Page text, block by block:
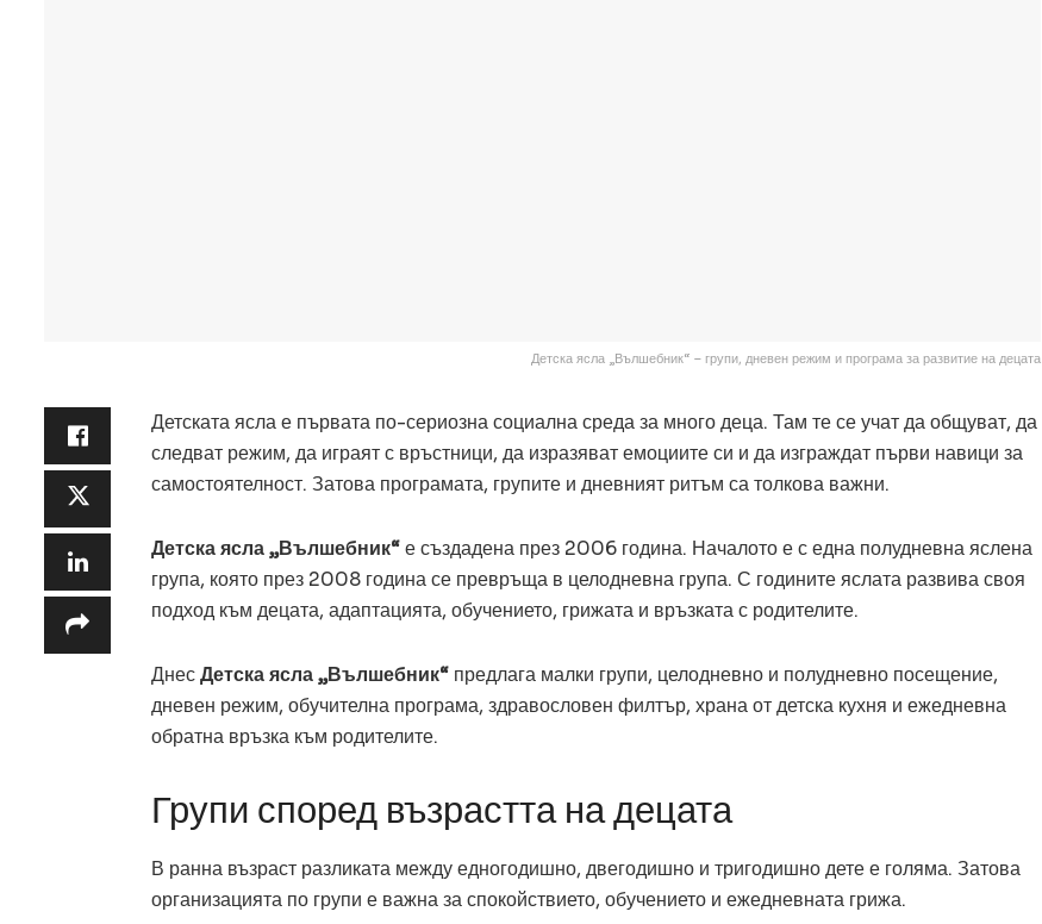
Детска ясла „Вълшебник“ – групи, дневен режим и програма за развитие на децата
Детската ясла е първата по-сериозна социална среда за много деца. Там те се учат да общуват, да
следват режим, да играят с връстници, да изразяват емоциите си и да изграждат първи навици за
самостоятелност. Затова програмата, групите и дневният ритъм са толкова важни.
Детска ясла „Вълшебник“е създадена през 2006 година. Началото е с една полудневна яслена
група, която през 2008 година се превръща в целодневна група. С годините яслата развива своя
подход към децата, адаптацията, обучението, грижата и връзката с родителите.
ДнесДетска ясла „Вълшебник“ предлага малки групи, целодневно и полудневно посещение,
дневен режим, обучителна програма, здравословен филтър, храна от детска кухня и ежедневна
обратна връзка към родителите.
Групи според възрастта на децата
В ранна възраст разликата между едногодишно, двегодишно и тригодишно дете е голяма. Затова
организацията по групи е важна за спокойствието, обучението и ежедневната грижа.